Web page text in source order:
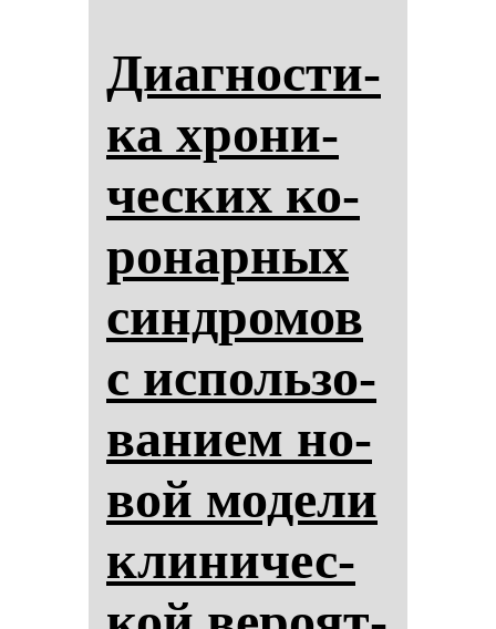
Диаг­нос­ти­
ка хро­ни­
чес­ких ко­
ро­нар­ных
син­дро­мов
с ис­поль­зо­
ва­ни­ем но­
вой мо­де­ли
кли­ни­чес­